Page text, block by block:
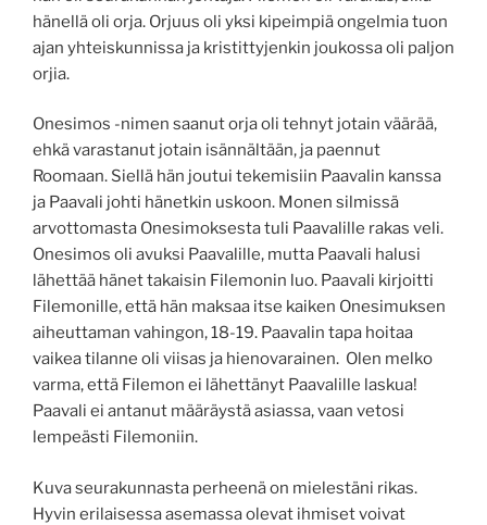
hänellä oli orja. Orjuus oli yksi kipeimpiä ongelmia tuon
ajan yhteiskunnissa ja kristittyjenkin joukossa oli paljon
orjia.
Onesimos -nimen saanut orja oli tehnyt jotain väärää,
ehkä varastanut jotain isännältään, ja paennut
Roomaan. Siellä hän joutui tekemisiin Paavalin kanssa
ja Paavali johti hänetkin uskoon. Monen silmissä
arvottomasta Onesimoksesta tuli Paavalille rakas veli.
Onesimos oli avuksi Paavalille, mutta Paavali halusi
lähettää hänet takaisin Filemonin luo. Paavali kirjoitti
Filemonille, että hän maksaa itse kaiken Onesimuksen
aiheuttaman vahingon, 18-19. Paavalin tapa hoitaa
vaikea tilanne oli viisas ja hienovarainen. Olen melko
varma, että Filemon ei lähettänyt Paavalille laskua!
Paavali ei antanut määräystä asiassa, vaan vetosi
lempeästi Filemoniin.
Kuva seurakunnasta perheenä on mielestäni rikas.
Hyvin erilaisessa asemassa olevat ihmiset voivat